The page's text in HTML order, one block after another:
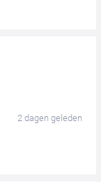
2 dagen geleden